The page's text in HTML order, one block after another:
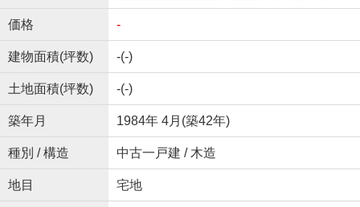
価格 -
建物面積(坪数) -(-)
土地面積(坪数) -(-)
築年月 1984年 4月(築42年)
種別 / 構造 中古一戸建 / 木造
地目 宅地